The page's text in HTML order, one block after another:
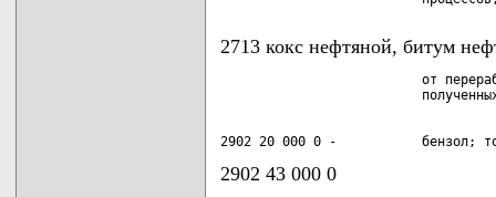
2713 кокс нефтяной, битум
от
2902 20 000 0 -           бензол;
2902 43 000 0